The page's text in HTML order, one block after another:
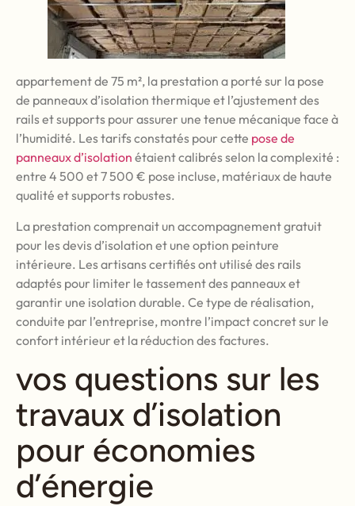
appartement de 75 m², la prestation a porté sur la pose
de panneaux d’isolation thermique et l’ajustement des
rails et supports pour assurer une tenue mécanique face à
l’humidité. Les tarifs constatés pour cette pose de
panneaux d’isolation étaient calibrés selon la complexité :
entre 4 500 et 7 500 € pose incluse, matériaux de haute
qualité et supports robustes.
La prestation comprenait un accompagnement gratuit
pour les devis d’isolation et une option peinture
intérieure. Les artisans certifiés ont utilisé des rails
adaptés pour limiter le tassement des panneaux et
garantir une isolation durable. Ce type de réalisation,
conduite par l’entreprise, montre l’impact concret sur le
confort intérieur et la réduction des factures.
vos questions sur les
travaux d’isolation
pour économies
d’énergie